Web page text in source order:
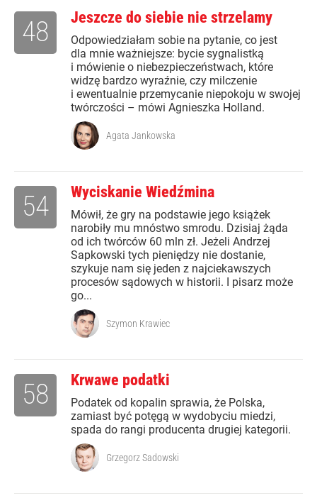
Jeszcze do siebie nie strzelamy
Odpowiedziałam sobie na pytanie, co jest
dla mnie ważniejsze: bycie sygnalistką
i mówienie o niebezpieczeństwach, które
widzę bardzo wyraźnie, czy milczenie
i ewentualnie przemycanie niepokoju w swojej
twórczości – mówi Agnieszka Holland.
48
Agata Jankowska
Wyciskanie Wiedźmina
Mówił, że gry na podstawie jego książek
narobiły mu mnóstwo smrodu. Dzisiaj żąda
od ich twórców 60 mln zł. Jeżeli Andrzej
Sapkowski tych pieniędzy nie dostanie,
szykuje nam się jeden z najciekawszych
procesów sądowych w historii. I pisarz może
go...
54
Szymon Krawiec
Krwawe podatki
Podatek od kopalin sprawia, że Polska,
zamiast być potęgą w wydobyciu miedzi,
spada do rangi producenta drugiej kategorii.
58
Grzegorz Sadowski